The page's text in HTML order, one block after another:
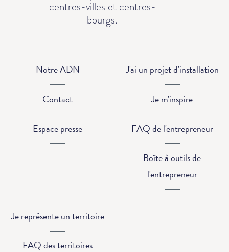
centres-villes et centres-
bourgs.
Notre ADN
Contact
Espace presse
J'ai un projet d'installation
Je m'inspire
FAQ de l'entrepreneur
Boîte à outils de
l'entrepreneur
Je représente un territoire
FAQ des territoires